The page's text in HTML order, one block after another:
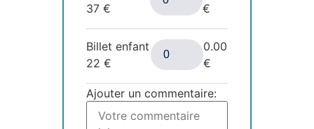
37€
€
Billet enfant
22€
0.00
€
Ajouter un commentaire: